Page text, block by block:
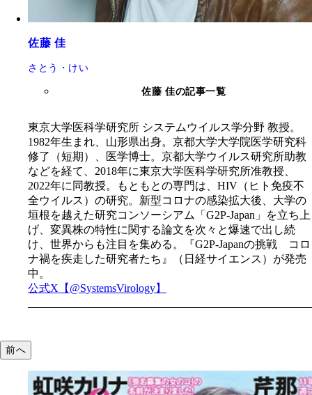
佐藤 佳
さとう・けい
佐藤 佳の記事一覧
東京大学医科学研究所 システムウイルス学分野 教授。
1982年生まれ、山形県出身。京都大学大学院医学研究科
修了（短期）、医学博士。京都大学ウイルス研究所助教
などを経て、2018年に東京大学医科学研究所准教授、
2022年に同教授。もともとの専門は、HIV（ヒト免疫不
全ウイルス）の研究。新型コロナの感染拡大後、大学の
垣根を越えた研究コンソーシアム「G2P-Japan」を立ち上
げ、変異株の特性に関する論文を次々と爆速で出し続
け、世界からも注目を集める。『G2P-Japanの挑戦 コロ
ナ禍を疾走した研究者たち』（日経サイエンス）が発売
中。
公式X【@SystemsVirology】
前へ